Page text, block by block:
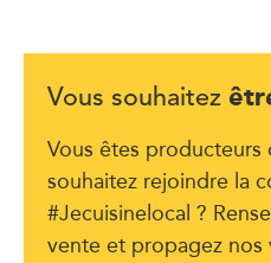
Vous souhaitez
Vous êtes producteurs
souhaitez rejoindre la
#Jecuisinelocal ?
vente et propagez nos